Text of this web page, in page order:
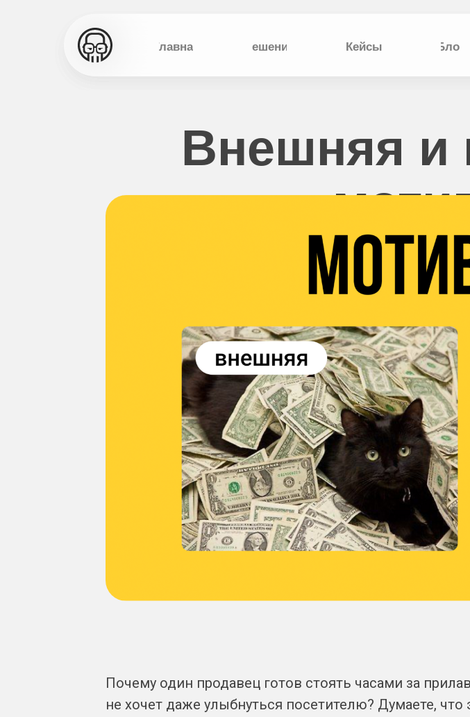
Блог
Кейсы
Решения
Главная
Внешняя и
Почему один продавец готов стоять часами за
не хочет даже улыбнуться посетителю? Думаете,